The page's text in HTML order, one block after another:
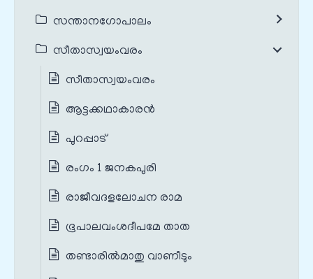
സന്താനഗോപാലം
സീതാസ്വയംവരം
സീതാസ്വയംവരം
ആട്ടക്കഥാകാരൻ
പുറപ്പാട്
രംഗം 1 ജനകപുരി
രാജീവദളലോചന രാമ
ഭൂപാലവംശദീപമേ താത
തണ്ടാരില്‍മാതു വാണീടും